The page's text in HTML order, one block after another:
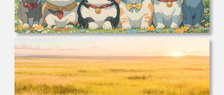
电脑壁纸 可爱动物 喵 喵星人 猫 猫咪 萌宠 电脑桌面 高清壁
纸 壁纸下载 壁纸大全